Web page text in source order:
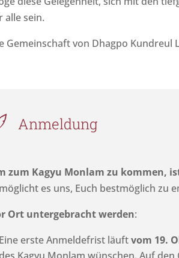
alle sein.
Gemeinschaft von Dhagpo Kundreul
Anmeldung
zum Kagyu Monlam zu kommen,
es uns, Euch bestmöglich zu
Ort untergebracht werden:
Eine erste Anmeldefrist läuftvom 19.